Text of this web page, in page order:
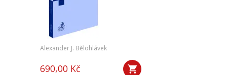
Alexander J. Bělohlávek
690,00 Kč